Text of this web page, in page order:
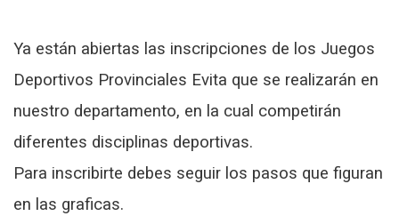
Ya están abiertas las inscripciones de los Juegos
Deportivos Provinciales Evita que se realizarán en
nuestro departamento, en la cual competirán
diferentes disciplinas deportivas.
Para inscribirte debes seguir los pasos que figuran
en las graficas.